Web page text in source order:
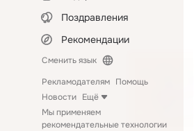
Поздравления
Рекомендации
Сменить язык
Рекламодателям Помощь
Новости Ещё
Мы применяем
рекомендательные технологии